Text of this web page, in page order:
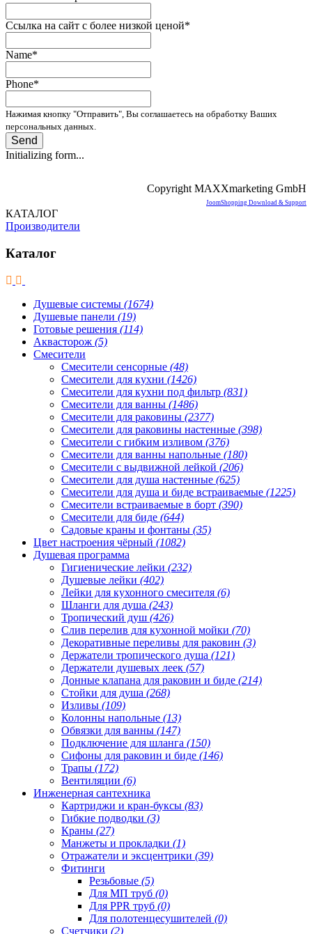
Ссылка на сайт с более низкой ценой*
Name*
Phone*
Нажимая кнопку "Отправить", Вы соглашаетесь на обработку Ваших
персональных данных.
Send
Initializing form...
Copyright MAXXmarketing GmbH
JoomShopping Download & Support
КАТАЛОГ
Производители
Каталог
Душевые системы (1674)
Душевые панели (19)
Готовые решения (114)
Аквасторож (5)
Смесители
Смесители сенсорные (48)
Смесители для кухни (1426)
Смесители для кухни под фильтр (831)
Смесители для ванны (1486)
Смесители для раковины (2377)
Смесители для раковины настенные (398)
Смесители с гибким изливом (376)
Смесители для ванны напольные (180)
Смесители с выдвижной лейкой (206)
Смесители для душа настенные (625)
Смесители для душа и биде встраиваемые (1225)
Смесители встраиваемые в борт (390)
Смесители для биде (644)
Садовые краны и фонтаны (35)
Цвет настроения чёрный (1082)
Душевая программа
Гигиенические лейки (232)
Душевые лейки (402)
Лейки для кухонного смесителя (6)
Шланги для душа (243)
Тропический душ (426)
Слив перелив для кухонной мойки (70)
Декоративные переливы для раковин (3)
Держатели тропического душа (121)
Держатели душевых леек (57)
Донные клапана для раковин и биде (214)
Стойки для душа (268)
Изливы (109)
Колонны напольные (13)
Обвязки для ванны (147)
Подключение для шланга (150)
Сифоны для раковин и биде (146)
Трапы (172)
Вентиляции (6)
Инженерная сантехника
Картриджи и кран-буксы (83)
Гибкие подводки (3)
Краны (27)
Манжеты и прокладки (1)
Отражатели и эксцентрики (39)
Фитинги
Резьбовые (5)
Для МП труб (0)
Для PPR труб (0)
Для полотенцесушителей (0)
Счетчики (2)